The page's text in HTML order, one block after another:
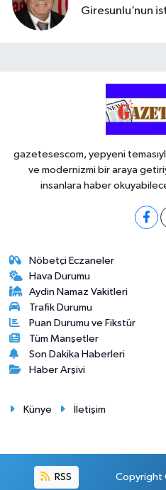
Giresunlu’nun
gazetesescom, yepyeni
ve modernizmi bir araya
insanlara haber
Nöbetçi Eczaneler
Hava Durumu
Aydin Namaz Vakitleri
Trafik Durumu
Puan Durumu ve Fikstür
Tüm Manşetler
Son Dakika Haberleri
Haber Arşivi
Künye İletişim
RSS Copyright